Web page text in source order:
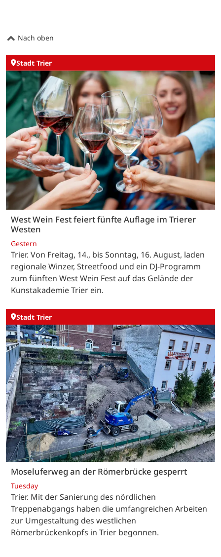
Nach oben
Stadt Trier
West Wein Fest feiert fünfte Auflage im Trierer
Westen
Gestern
Trier. Von Freitag, 14., bis Sonntag, 16. August, laden
regionale Winzer, Streetfood und ein DJ-Programm
zum fünften West Wein Fest auf das Gelände der
Kunstakademie Trier ein.
Stadt Trier
Moseluferweg an der Römerbrücke gesperrt
Tuesday
Trier. Mit der Sanierung des nördlichen
Treppenabgangs haben die umfangreichen Arbeiten
zur Umgestaltung des westlichen
Römerbrückenkopfs in Trier begonnen.